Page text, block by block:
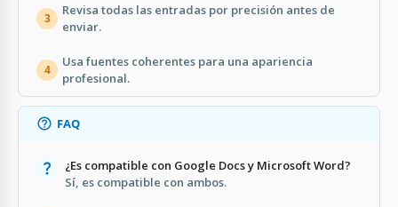
3
Revisa todas las entradas por precisión antes de
enviar.
4
Usa fuentes coherentes para una apariencia
profesional.
FAQ
¿Es compatible con Google Docs y Microsoft Word?
Sí, es compatible con ambos.